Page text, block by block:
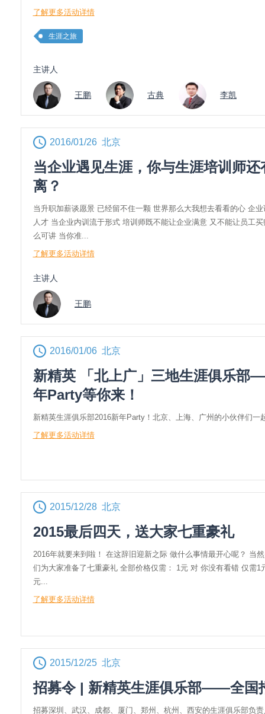
了解更多活动详情
生涯之旅
主讲人
王鹏 古典 李凯
2016/01/26 北京
当企业遇见生涯，你与生涯培训师还
离？
当升职加薪谈愿景 已经留不住一颗 世界那么大我想去看看的心 企
人才 当企业内训流于形式 培训师既不能让企业满意 又不能让员工
么可讲 当你准...
了解更多活动详情
主讲人
王鹏
2016/01/06 北京
新精英 「北上广」三地生涯俱乐部
年Party等你来！
新精英生涯俱乐部2016新年Party！北京、上海、广州的小伙伴们一
了解更多活动详情
2015/12/28 北京
2015最后四天，送大家七重豪礼
2016年就要来到啦！ 在这辞旧迎新之际 做什么事情最开心呢？ 当
们为大家准备了七重豪礼 全部价格仅需： 1元 对 你没有看错 仅需1
元...
了解更多活动详情
2015/12/25 北京
招募令 | 新精英生涯俱乐部——全国
招募深圳、武汉、成都、厦门、郑州、杭州、西安的生涯俱乐部负